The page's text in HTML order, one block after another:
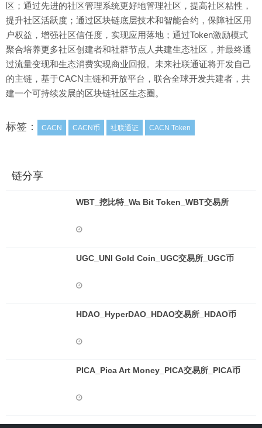
区；通过先进的社区管理系统更好地管理社区，提高社区粘性，
提升社区活跃度；通过区块链底层技术和智能合约，保障社区用
户权益，增强社区信任度，实现应用落地；通过Token激励模式
聚合培养更多社区创建者和社群节点人共建生态社区，并最终通
过流量变现和生态消费实现商业回报。未来社联通证将开发自己
的主链，基于CACN主链和开放平台，联合全球开发共建者，共
建一个可持续发展的区块链社区生态圈。
标签： CACN CACN币 社联通证 CACN Token
链分享
WBT_挖比特_Wa Bit Token_WBT交易所
UGC_UNI Gold Coin_UGC交易所_UGC币
HDAO_HyperDAO_HDAO交易所_HDAO币
PICA_Pica Art Money_PICA交易所_PICA币